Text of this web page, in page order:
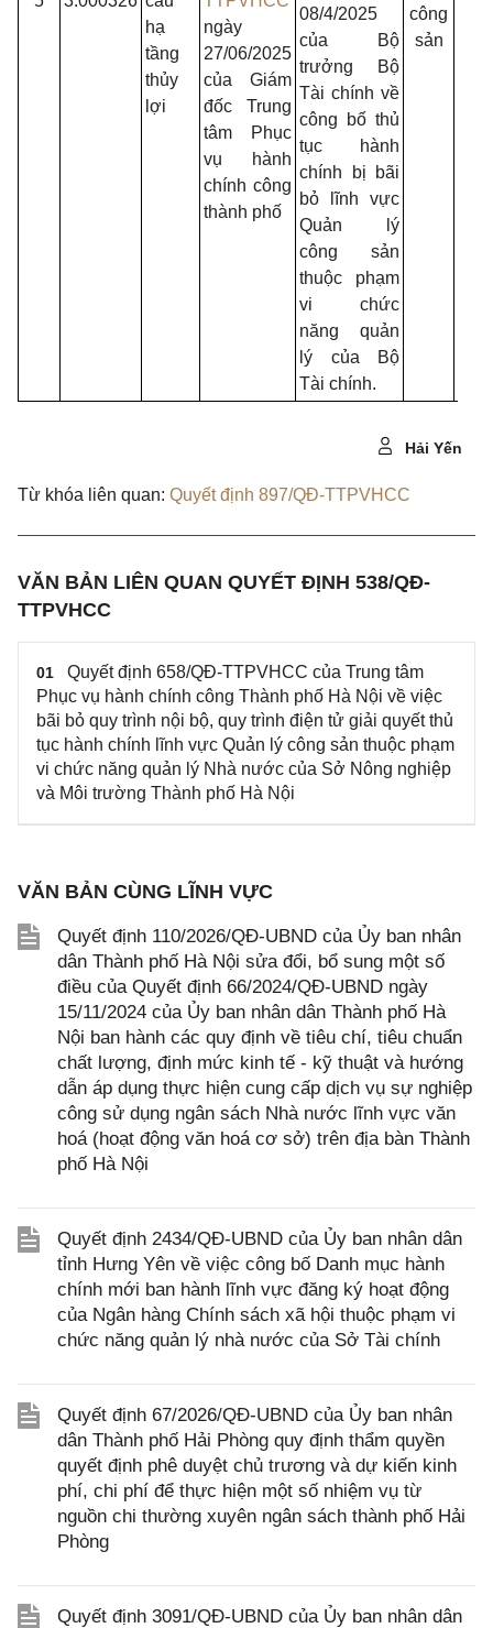
hạ
tầng
thủy
lợi
ngày
27/06/2025
của Giám
đốc Trung
tâm Phục
vụ hành
chính công
thành phố
08/4/2025
của Bộ
trưởng Bộ
Tài chính về
công bố thủ
tục hành
chính bị bãi
bỏ lĩnh vực
Quản lý
công sản
thuộc phạm
vi chức
năng quản
lý của Bộ
Tài chính.
công
sản
Hải Yến
Từ khóa liên quan: Quyết định 897/QĐ-TTPVHCC
VĂN BẢN LIÊN QUAN QUYẾT ĐỊNH 538/QĐ-
TTPVHCC
01
Quyết định 658/QĐ-TTPVHCC của Trung tâm
Phục vụ hành chính công Thành phố Hà Nội về việc
bãi bỏ quy trình nội bộ, quy trình điện tử giải quyết thủ
tục hành chính lĩnh vực Quản lý công sản thuộc phạm
vi chức năng quản lý Nhà nước của Sở Nông nghiệp
và Môi trường Thành phố Hà Nội
VĂN BẢN CÙNG LĨNH VỰC
Quyết định 110/2026/QĐ-UBND của Ủy ban nhân
dân Thành phố Hà Nội sửa đổi, bổ sung một số
điều của Quyết định 66/2024/QĐ-UBND ngày
15/11/2024 của Ủy ban nhân dân Thành phố Hà
Nội ban hành các quy định về tiêu chí, tiêu chuẩn
chất lượng, định mức kinh tế - kỹ thuật và hướng
dẫn áp dụng thực hiện cung cấp dịch vụ sự nghiệp
công sử dụng ngân sách Nhà nước lĩnh vực văn
hoá (hoạt động văn hoá cơ sở) trên địa bàn Thành
phố Hà Nội
Quyết định 2434/QĐ-UBND của Ủy ban nhân dân
tỉnh Hưng Yên về việc công bố Danh mục hành
chính mới ban hành lĩnh vực đăng ký hoạt động
của Ngân hàng Chính sách xã hội thuộc phạm vi
chức năng quản lý nhà nước của Sở Tài chính
Quyết định 67/2026/QĐ-UBND của Ủy ban nhân
dân Thành phố Hải Phòng quy định thẩm quyền
quyết định phê duyệt chủ trương và dự kiến kinh
phí, chi phí để thực hiện một số nhiệm vụ từ
nguồn chi thường xuyên ngân sách thành phố Hải
Phòng
Quyết định 3091/QĐ-UBND của Ủy ban nhân dân